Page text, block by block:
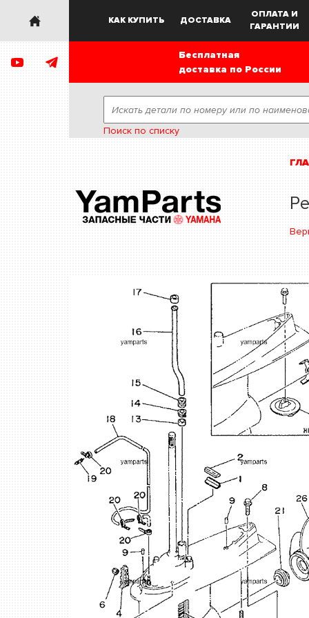
КАК КУПИТЬ ДОСТАВКА
ОПЛАТА И
ГАРАНТИИ
Бесплатная
доставка по России
Поиск по списку